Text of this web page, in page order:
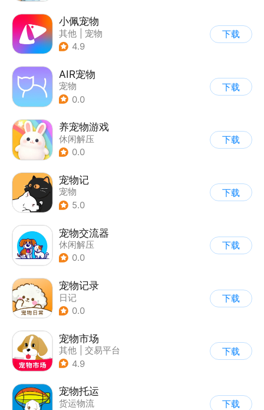
小佩宠物
其他
宠物
4.9
下载
AIR宠物
宠物
0.0
下载
养宠物游戏
休闲解压
0.0
下载
宠物记
宠物
5.0
下载
宠物交流器
休闲解压
0.0
下载
宠物记录
日记
0.0
下载
宠物市场
其他
交易平台
4.9
下载
宠物托运
货运物流
下载